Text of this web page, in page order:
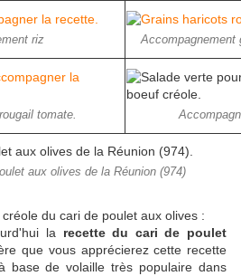
riz Accompagnement
tomate.
aux olives de la Réunion (974)
du cari de poulet aux olives :
la recette du cari de poulet
que vous apprécierez cette recette
base de volaille très populaire dans